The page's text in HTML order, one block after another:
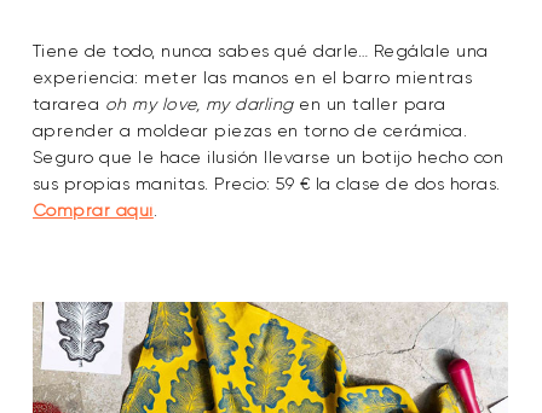
Tiene de todo, nunca sabes qué darle… Regálale una
experiencia: meter las manos en el barro mientras
tararea oh my love, my darlingen un taller para
aprender a moldear piezas en torno de cerámica.
Seguro que le hace ilusión llevarse un botijo hecho con
sus propias manitas. Precio: 59 € la clase de dos horas.
Comprar aquí